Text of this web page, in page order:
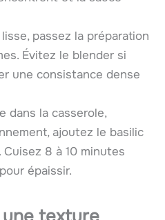
passez la préparation
Évitez le blender si
une consistance dense
dans la casserole,
ajoutez le basilic
8 à 10 minutes
épaissir.